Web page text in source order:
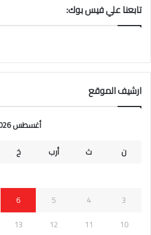
تابعنا علي فيس بوك:
ارشيف الموقع
أغسطس 2026
ن
ث أرب خ
3
4
5
6
10
11
12
13